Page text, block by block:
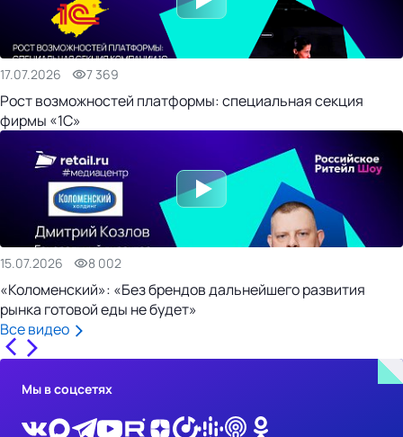
17.07.2026 7 369
Рост возможностей платформы: специальная секция
фирмы «1С»
15.07.2026 8 002
«Коломенский»: «Без брендов дальнейшего развития
рынка готовой еды не будет»
Все видео
Мы в соцсетях